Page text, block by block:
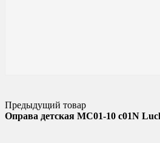
Предыдущий товар
Оправа детская MC01-10 c01N